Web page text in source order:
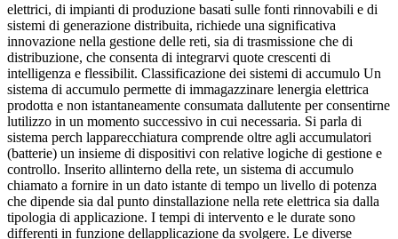
elettrici, di impianti di produzione basati sulle fonti rinnovabili e di
sistemi di generazione distribuita, richiede una significativa
innovazione nella gestione delle reti, sia di trasmissione che di
distribuzione, che consenta di integrarvi quote crescenti di
intelligenza e flessibilit. Classificazione dei sistemi di accumulo Un
sistema di accumulo permette di immagazzinare lenergia elettrica
prodotta e non istantaneamente consumata dallutente per consentirne
lutilizzo in un momento successivo in cui necessaria. Si parla di
sistema perch lapparecchiatura comprende oltre agli accumulatori
(batterie) un insieme di dispositivi con relative logiche di gestione e
controllo. Inserito allinterno della rete, un sistema di accumulo
chiamato a fornire in un dato istante di tempo un livello di potenza
che dipende sia dal punto dinstallazione nella rete elettrica sia dalla
tipologia di applicazione. I tempi di intervento e le durate sono
differenti in funzione dellapplicazione da svolgere. Le diverse